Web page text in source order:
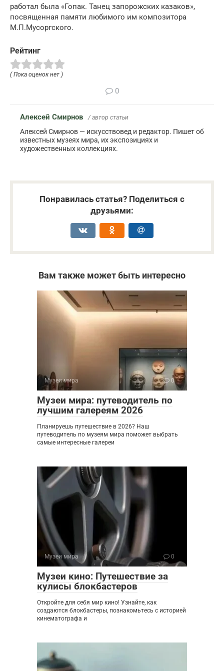
работал была «Гопак. Танец запорожских казаков»,
посвященная памяти любимого им композитора
М.П.Мусоргского.
Рейтинг
( Пока оценок нет )
0
Алексей Смирнов / автор статьи
Алексей Смирнов — искусствовед и редактор. Пишет об
известных музеях мира, их экспозициях и
художественных коллекциях.
Понравилась статья? Поделиться с
друзьями:
Вам также может быть интересно
Музеи мира 0
Музеи мира: путеводитель по
лучшим галереям 2026
Планируешь путешествие в 2026? Наш
путеводитель по музеям мира поможет выбрать
самые интересные галереи
Музеи мира 0
Музеи кино: Путешествие за
кулисы блокбастеров
Откройте для себя мир кино! Узнайте, как
создаются блокбастеры, познакомьтесь с историей
кинематографа и